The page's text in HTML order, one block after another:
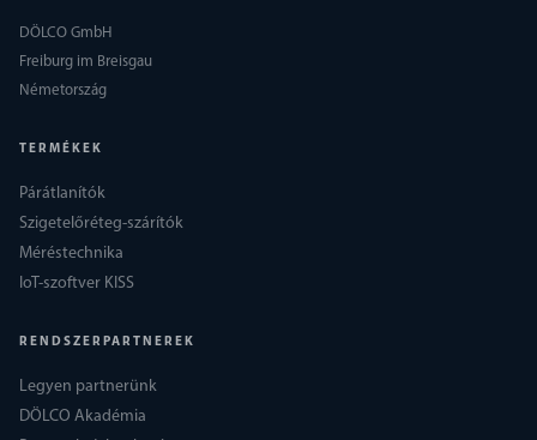
DÖLCO GmbH
Freiburg im Breisgau
Németország
TERMÉKEK
Párátlanítók
Szigetelőréteg-szárítók
Méréstechnika
IoT-szoftver KISS
RENDSZERPARTNEREK
Legyen partnerünk
DÖLCO Akadémia